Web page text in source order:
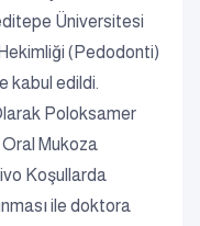
Üniversitesi
(Pedodonti)
kabul edildi.
Poloksamer
Mukoza
Koşullarda
ile doktora